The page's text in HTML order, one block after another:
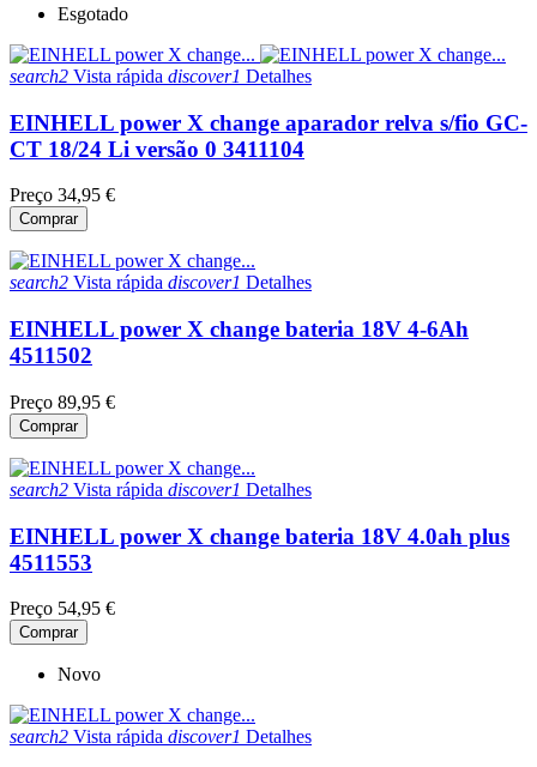
Esgotado
search2 Vista rápida discover1 Detalhes
EINHELL power X change aparador relva s/fio GC-
CT 18/24 Li versão 0 3411104
Preço 34,95 €
Comprar
search2 Vista rápida discover1 Detalhes
EINHELL power X change bateria 18V 4-6Ah
4511502
Preço 89,95 €
Comprar
search2 Vista rápida discover1 Detalhes
EINHELL power X change bateria 18V 4.0ah plus
4511553
Preço 54,95 €
Comprar
Novo
search2 Vista rápida discover1 Detalhes